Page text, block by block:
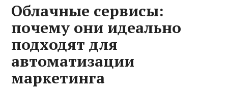
Облачные сервисы:
почему они идеально
подходят для
автоматизации
маркетинга